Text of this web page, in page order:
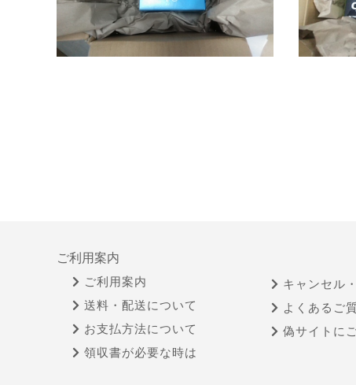
ご利用案内
ご利用案内
送料・配送について
お支払方法について
領収書が必要な時は
キャンセル
よくあるご
偽サイトに